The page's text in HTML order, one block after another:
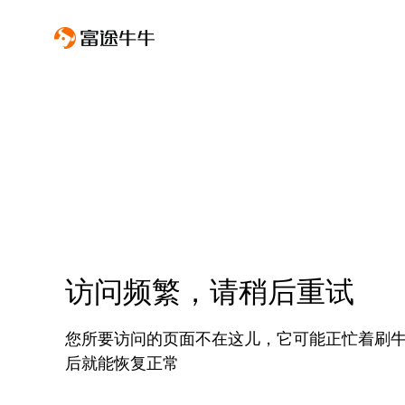
访问频繁，请稍后重试
您所要访问的页面不在这儿，它可能正忙着刷
后就能恢复正常